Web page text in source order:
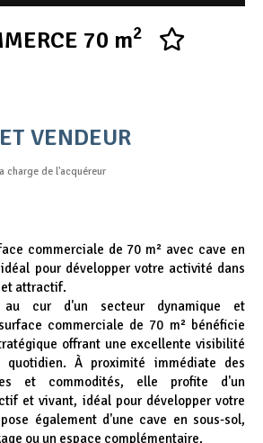
70 m2
VENDEUR
charge de l'acquéreur
commerciale de 70 m² avec cave en
pour développer votre activité dans
attractif.
au cur d'un secteur dynamique et
commerciale de 70 m² bénéficie
offrant une excellente visibilité
À proximité immédiate des
et commodités, elle profite d'un
et vivant, idéal pour développer votre
également d'une cave en sous-sol,
ou un espace complémentaire.